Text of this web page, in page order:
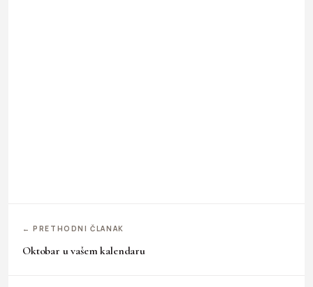
← PRETHODNI ČLANAK
Oktobar u vašem kalendaru